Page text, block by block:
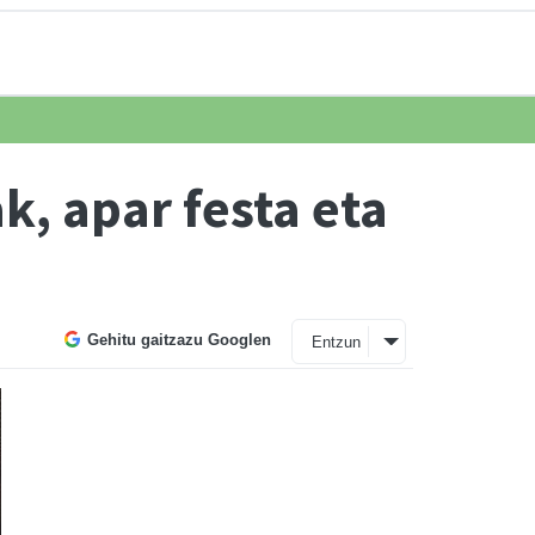
apar festa eta
Gehitu gaitzazu Googlen Entzun